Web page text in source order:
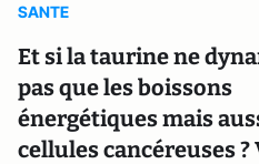
SANTE
Et si la taurine ne
pas que les boissons
énergétiques mais
cellules cancéreuses ?